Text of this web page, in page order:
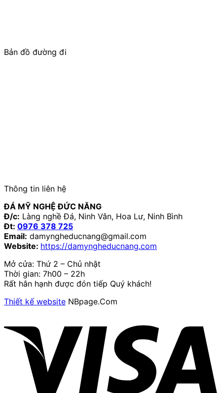
Bản đồ đường đi
Thông tin liên hệ
ĐÁ MỸ NGHỆ ĐỨC NĂNG
Đ/c: Làng nghề Đá, Ninh Vân, Hoa Lư, Ninh Bình
Đt: 0976 378 725
Email: damyngheducnang@gmail.com
Website: https://damyngheducnang.com
Mở cửa: Thứ 2 – Chủ nhật
Thời gian: 7h00 – 22h
Rất hân hạnh được đón tiếp Quý khách!
Thiết kế website NBpage.Com